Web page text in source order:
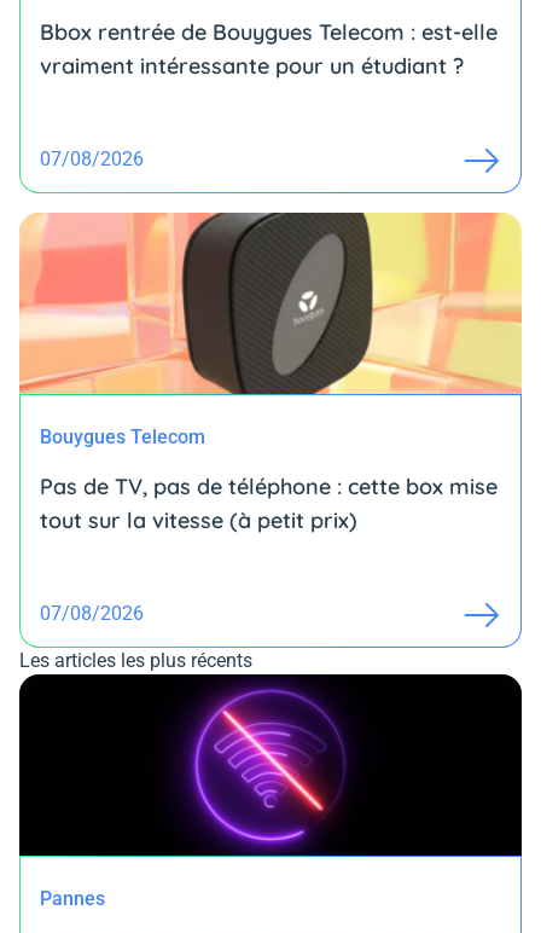
Bbox rentrée de Bouygues Telecom : est-elle
vraiment intéressante pour un étudiant ?
07/08/2026
Bouygues Telecom
Pas de TV, pas de téléphone : cette box mise
tout sur la vitesse (à petit prix)
07/08/2026
Les articles les plus récents
Pannes